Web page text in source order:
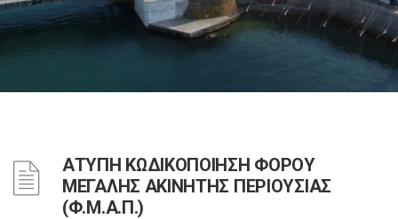
AΤΥΠΗ ΚΩΔΙΚΟΠΟΙΗΣΗ ΦΟΡΟΥ
ΜΕΓΑΛΗΣ ΑΚΙΝΗΤΗΣ ΠΕΡΙΟΥΣΙΑΣ
(Φ.Μ.Α.Π.)